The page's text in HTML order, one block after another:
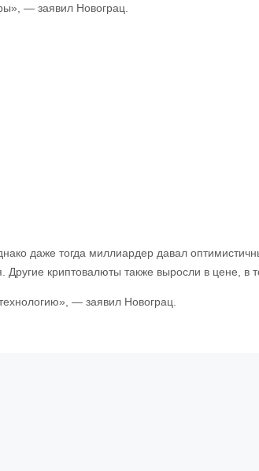
— заявил Новограц.
даже тогда миллиардер давал
криптовалюты также выросли в цене,
— заявил Новограц.